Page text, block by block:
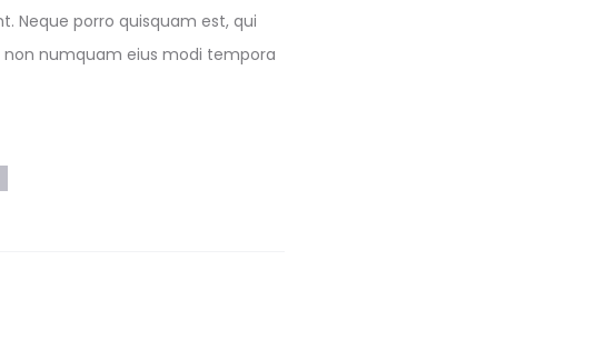
Neque porro quisquam est, qui
numquam eius modi tempora